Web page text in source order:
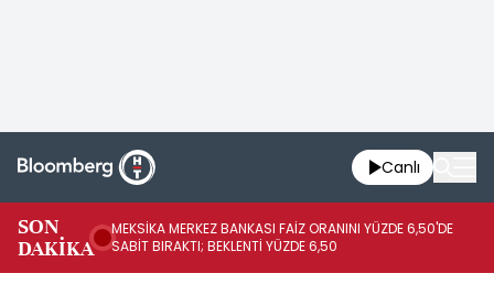
Canlı
SON
DAKİKA
MEKSİKA MERKEZ BANKASI FAİZ ORANINI YÜZDE 6,50'DE
SABİT BIRAKTI; BEKLENTİ YÜZDE 6,50